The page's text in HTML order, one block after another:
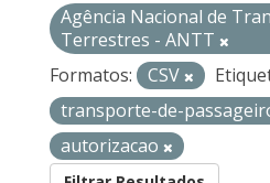
Agência Nacional de
Terrestres - ANTT
Formatos:
CSV
transporte-de-
autorizacao